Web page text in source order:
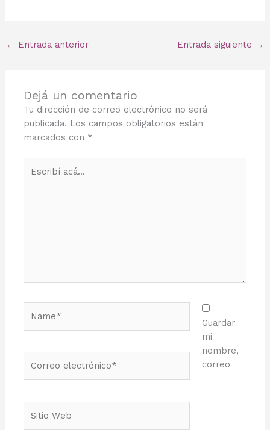
← Entrada anterior Entrada siguiente →
Dejá un comentario
Tu dirección de correo electrónico no será
publicada. Los campos obligatorios están
marcados con *
acá...
electrónico*
Web
Guardar
mi
nombre,
correo